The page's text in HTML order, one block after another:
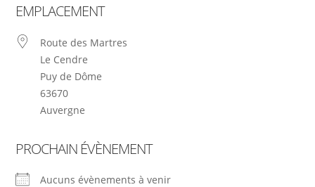
EMPLACEMENT
Route des Martres
Le Cendre
Puy de Dôme
63670
Auvergne
PROCHAIN ÉVÈNEMENT
Aucuns évènements à venir